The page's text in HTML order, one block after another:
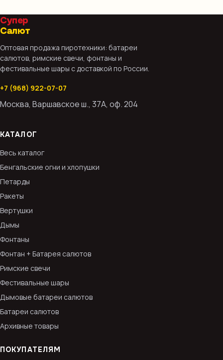
Супер
Салют
Оптовая продажа пиротехники: батареи
салютов, римские свечи, фонтаны и
фестивальные шары с доставкой по России.
+7 (968) 922-07-07
Москва, Варшавское ш., 37А, оф. 204
КАТАЛОГ
Весь каталог
Бенгальские огни и хлопушки
Петарды
Ракеты
Вертушки
Дымы
Фонтаны
Фонтан + Батарея салютов
Римские свечи
Фестивальные шары
Дымовые батареи салютов
Батареи салютов
Архивные товары
ПОКУПАТЕЛЯМ